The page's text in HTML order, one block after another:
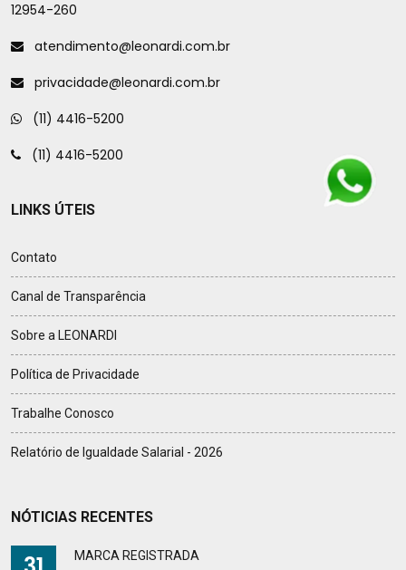
12954-260
atendimento@leonardi.com.br
privacidade@leonardi.com.br
(11) 4416-5200
(11) 4416-5200
LINKS ÚTEIS
Contato
Canal de Transparência
Sobre a LEONARDI
Política de Privacidade
Trabalhe Conosco
Relatório de Igualdade Salarial - 2026
NÓTICIAS RECENTES
MARCA REGISTRADA